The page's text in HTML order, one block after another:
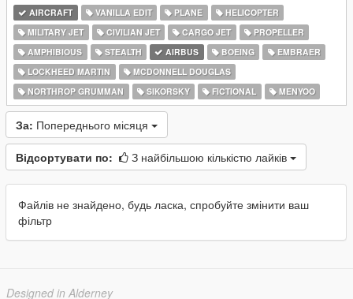
AIRCRAFT VANILLA EDIT PLANE
HELICOPTER
MILITARY JET
CIVILIAN JET CARGO JET
PROPELLER
AMPHIBIOUS
STEALTH AIRBUS BOEING
EMBRAER
LOCKHEED MARTIN
MCDONNELL DOUGLAS
NORTHROP GRUMMAN
SIKORSKY FICTIONAL MENYOO
За: Попереднього місяця
Відсортувати по: З найбільшою кількістю лайків
Файлів не знайдено, будь ласка, спробуйте змінити ваш
фільтр
Designed in Alderney